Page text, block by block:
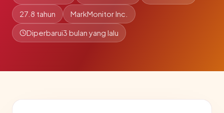
27.8 tahun MarkMonitor Inc.
Diperbarui3 bulan yang lalu